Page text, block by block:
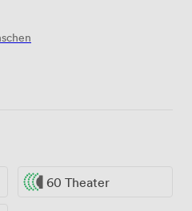
60 Theater